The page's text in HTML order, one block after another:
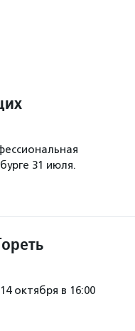
31 июля.
октября в 16:00